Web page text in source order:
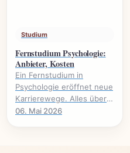
Studium
Fernstudium Psychologie:
Anbieter, Kosten
Ein Fernstudium in
Psychologie eröffnet neue
Karrierewege. Alles über
Anbieter, Kosten,
06. Mai 2026